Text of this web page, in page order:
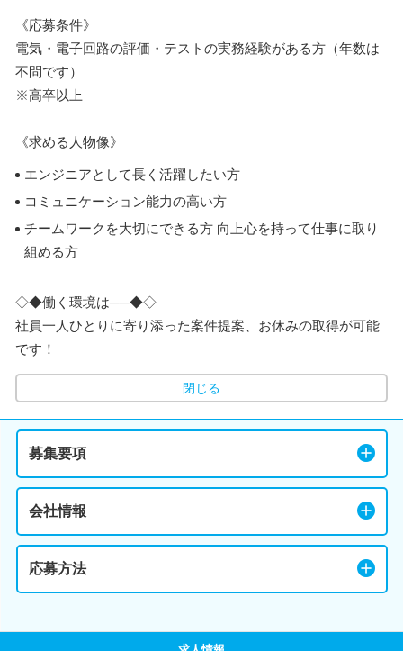
《応募条件》
電気・電子回路の評価・テストの実務経験がある方（年数は
不問です）
※高卒以上
《求める人物像》
エンジニアとして長く活躍したい方
コミュニケーション能力の高い方
チームワークを大切にできる方 向上心を持って仕事に取り
組める方
◇◆働く環境は──◆◇
社員一人ひとりに寄り添った案件提案、お休みの取得が可能
です！
閉じる
募集要項
会社情報
応募方法